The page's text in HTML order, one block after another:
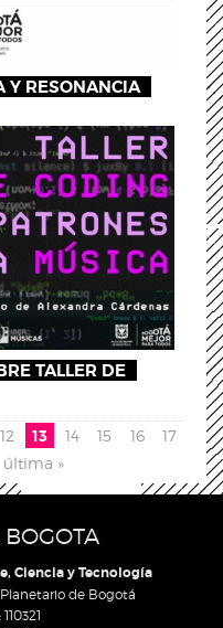
Y RESONANCIA
TALLER DE
12 13 14 15 16
17
última »
BOGOTA
Ciencia y Tecnología
de Bogotá